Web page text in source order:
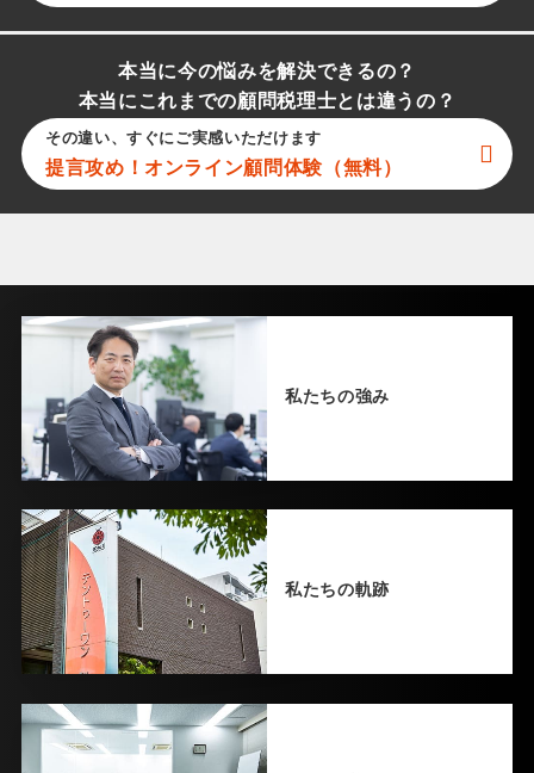
本当に今の悩みを解決できるの？
本当にこれまでの顧問税理士とは違うの？
その違い、すぐにご実感いただけます
提言攻め！オンライン顧問体験（無料）
私たちの強み
私たちの軌跡